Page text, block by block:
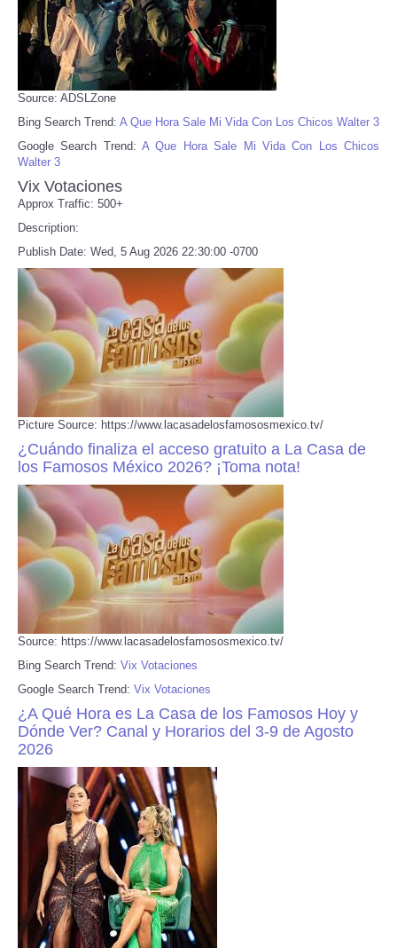
Source: ADSLZone
Bing Search Trend: A Que Hora Sale Mi Vida Con Los Chicos Walter 3
Google Search Trend:A Que Hora Sale Mi Vida Con Los Chicos
Walter 3
Vix Votaciones
Approx Traffic: 500+
Description:
Publish Date: Wed, 5 Aug 2026 22:30:00 -0700
Picture Source: https://www.lacasadelosfamososmexico.tv/
¿Cuándo finaliza el acceso gratuito a La Casa de
los Famosos México 2026? ¡Toma nota!
Source: https://www.lacasadelosfamososmexico.tv/
Bing Search Trend: Vix Votaciones
Google Search Trend: Vix Votaciones
¿A Qué Hora es La Casa de los Famosos Hoy y
Dónde Ver? Canal y Horarios del 3-9 de Agosto
2026